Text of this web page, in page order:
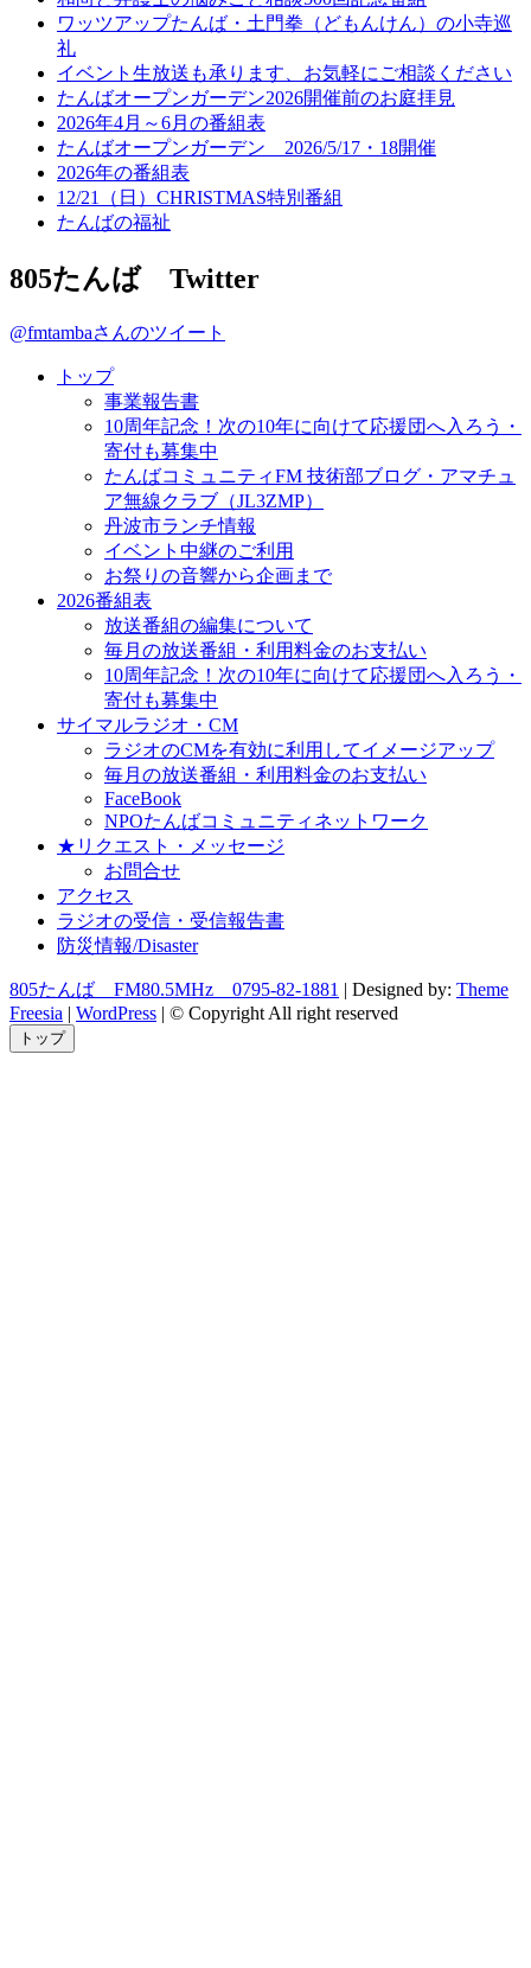
ワッツアップたんば・土門拳（どもんけん）の小寺巡
礼
イベント生放送も承ります、お気軽にご相談ください
たんばオープンガーデン2026開催前のお庭拝見
2026年4月～6月の番組表
たんばオープンガーデン 2026/5/17・18開催
2026年の番組表
12/21（日）CHRISTMAS特別番組
たんばの福祉
805たんば Twitter
@fmtambaさんのツイート
トップ
事業報告書
10周年記念！次の10年に向けて応援団へ入ろう・
寄付も募集中
たんばコミュニティFM 技術部ブログ・アマチュ
ア無線クラブ（JL3ZMP）
丹波市ランチ情報
イベント中継のご利用
お祭りの音響から企画まで
2026番組表
放送番組の編集について
毎月の放送番組・利用料金のお支払い
10周年記念！次の10年に向けて応援団へ入ろう・
寄付も募集中
サイマルラジオ・CM
ラジオのCMを有効に利用してイメージアップ
毎月の放送番組・利用料金のお支払い
FaceBook
NPOたんばコミュニティネットワーク
★リクエスト・メッセージ
お問合せ
アクセス
ラジオの受信・受信報告書
防災情報/Disaster
805たんば FM80.5MHz 0795-82-1881 | Designed by: Theme
Freesia | WordPress | © Copyright All right reserved
トップ